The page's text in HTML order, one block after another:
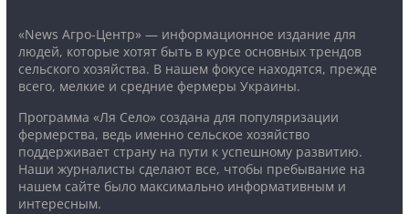
«News Агро-Центр» — информационное издание для
людей, которые хотят быть в курсе основных трендов
сельского хозяйства. В нашем фокусе находятся, прежде
всего, мелкие и средние фермеры Украины.
Программа «Ля Село» создана для популяризации
фермерства, ведь именно сельское хозяйство
поддерживает страну на пути к успешному развитию.
Наши журналисты сделают все, чтобы пребывание на
нашем сайте было максимально информативным и
интересным.